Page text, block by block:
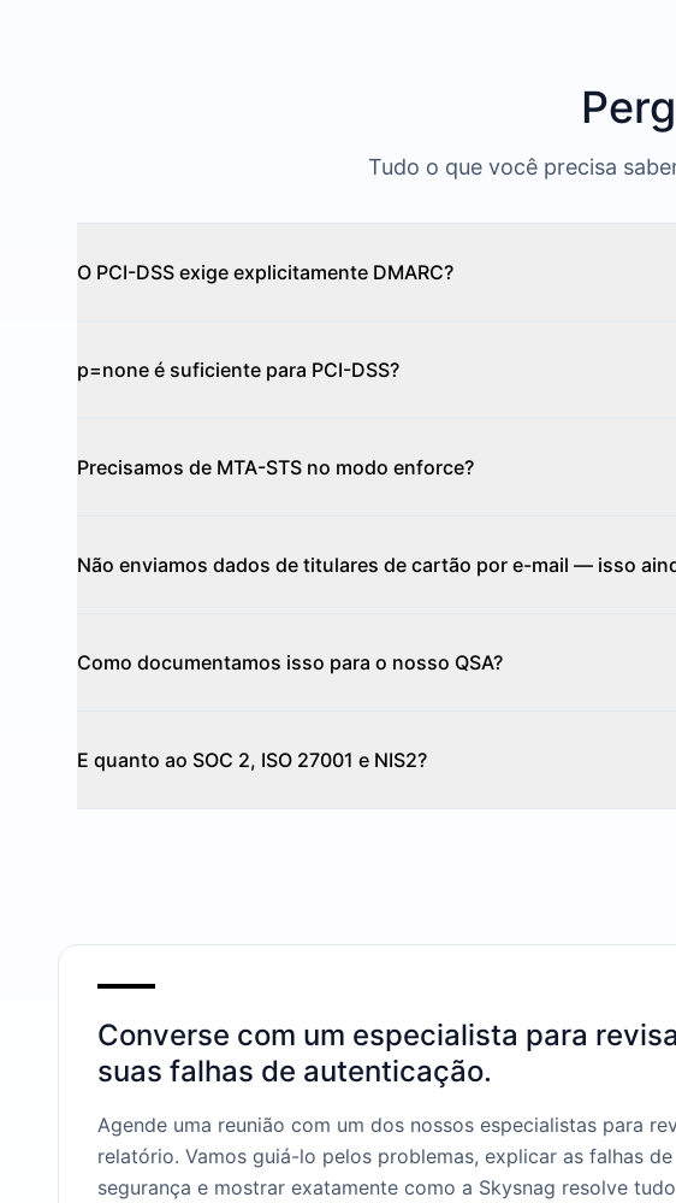
Tudo o que você precisa
O PCI-DSS exige explicitamente DMARC?
p=none é suficiente para PCI-DSS?
Precisamos de MTA-STS no modo enforce?
Não enviamos dados de titulares de cartão por e-mail — isso
Como documentamos isso para o nosso QSA?
E quanto ao SOC 2, ISO 27001 e NIS2?
Converse com um especialista para
suas falhas de autenticação.
Agende uma reunião com um dos nossos especialistas para
relatório. Vamos guiá-lo pelos problemas, explicar as falhas de
segurança e mostrar exatamente como a Skysnag resolve tudo